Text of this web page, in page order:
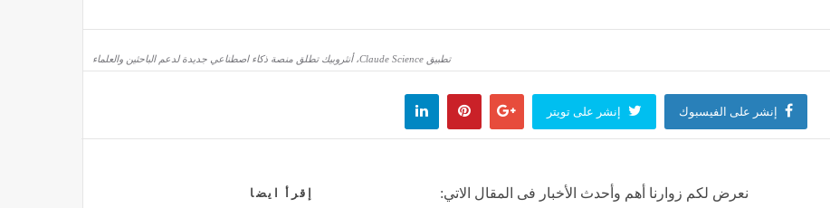
"الفنون التشكيلية" يعلن نتيجة الفرز الأول لصالون الشباب في دورته الـ 36 ومواعيد تسليم الأعمال المقبولة
تطبيق Claude Science، أنثروبيك تطلق منصة ذكاء اصطناعي جديدة لدعم الباحثين والعلماء
إنشر على الفيسبوك إنشر على تويتر
إقرأ ايضا
نعرض لكم زوارنا أهم وأحدث الأخبار فى المقال الاتي: